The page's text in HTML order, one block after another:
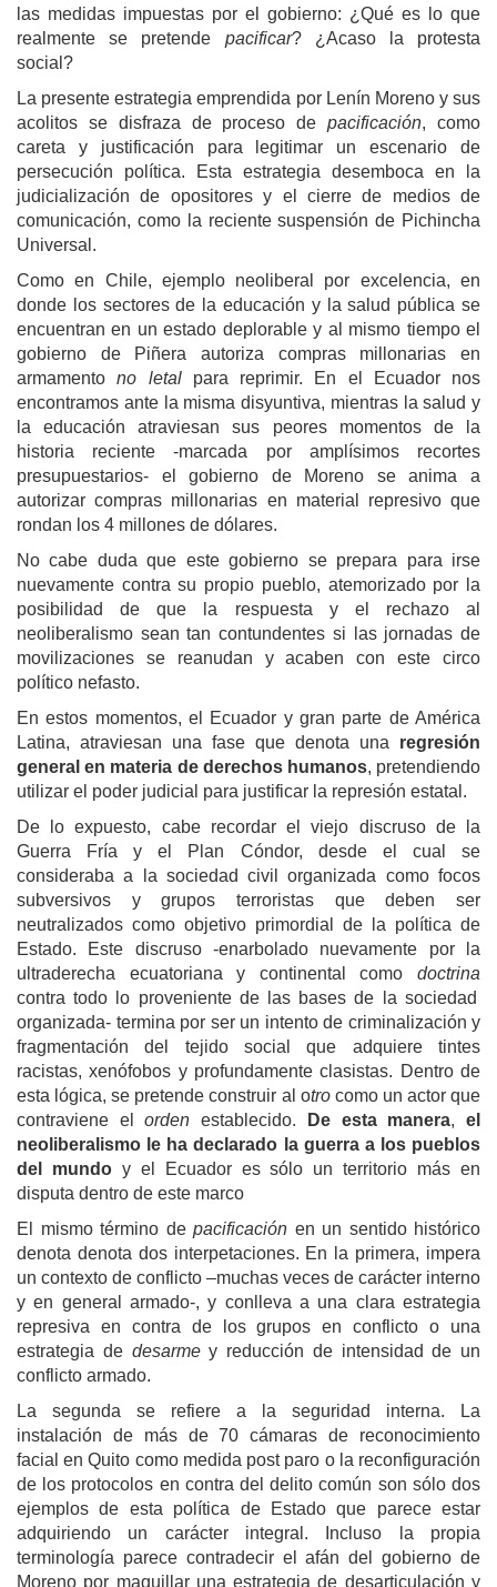
las medidas impuestas por el gobierno: ¿ Qué es lo que
realmente se pretende pacificar? ¿Acaso
la protesta
social ?
La presente estrategia emprendida por Lenín Moreno y sus
acolitos se disfraza de proceso depacificación, como
careta y justificación para legitimar un escenario de
persecución política.
Esta estrategia desemboca en la
judicialización de opositores y el cierre de medios de
comunicación, como la reciente suspensión de Pichincha
Universal.
Como en Chile, ejemploneoliberal por excelencia, en
donde los sectores de la educación y la salud pública se
encuentran en un estado deplorable y al mismo tiempo el
gobierno de Piñera autoriza compras millonarias en
armamentono letalpara reprimir. En el Ecuador nos
encontramos ante la misma disyuntiva, mientras la salud y
la educación atraviesan sus peores momentos de la
historia reciente -marcada por amplísimos recortes
presupuestarios- el gobierno de Moreno se anima a
autorizar compras millonarias en material represivo que
rondan los 4 millones de dólares.
No cabe duda que este gobierno se prepara para irse
nuevamente contra su propio pueblo, atemorizado por la
posibilidad de que la respuesta y el rechazo al
neoliberalismo sean tan contundentes si las jornadas de
movilizaciones se reanudan yacaben con estecirco
político nefasto.
En estos momentos, el Ecuador ygran parte de América
Latina, atraviesan una fase que denota una regresión
general en materia de derechos humanos, pretendiendo
utilizar el poder judicial para justificar la represión estatal.
De
lo expuesto, cabe recordar el viejo discrusode la
Guerra Fría y el Plan Cóndor, desde el
cual se
consideraba a la sociedad civil organizada como focos
subversivos y grupos terroristas que deben ser
neutralizados como objetivo primordial de la política de
Estado. Este discruso-enarbolado nuevamente por la
ultraderecha ecuatoriana y continental como doctrina
contra todo lo proveniente de las bases de la sociedad
organizada- termina por ser un intento de criminalización y
fragmentación del tejido social que adquiere tintes
racistas, xenófobos y profundamente clasistas. Dentro de
esta lógica, se pretende construir al otrocomo un actorque
contraviene elorden establecido. De esta manera, el
neoliberalismo le ha declarado la guerra a los pueblos
del mundoy el Ecuador es sólo un territorio más en
disputa dentro de este marco
El mismo término de pacificación en un sentido histórico
denota denota dos interpetaciones. En la primera, impera
un contexto de conflicto –muchas veces de carácter interno
y en general armado-, y conlleva a una clara estrategia
represiva en contra de los grupos en conflicto o una
estrategia de desarmey reducción de intensidad de un
conflicto armado.
La segunda se refiere a la seguridad interna.
La
instalación de más de 70 cámaras de reconocimiento
facial en Quito como medida post paro o la reconfiguración
de los protocolos en contra del delito común son sólo dos
ejemplos de esta política de Estado que parece estar
adquiriendo un carácter integral.
ncluso la propia
terminología parece contradecir el afán del gobierno de
Moreno por maquillar una estrategia de desarticulación y